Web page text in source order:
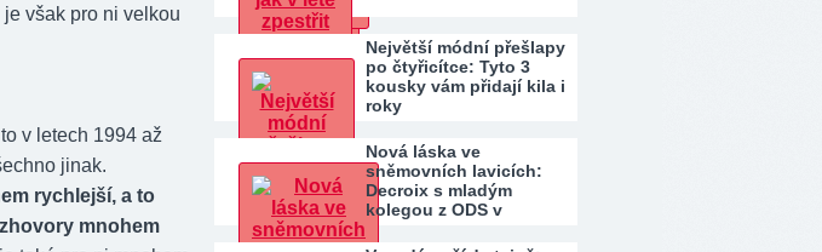
však pro ni velkou
v letech 1994 až
jinak.
rychlejší, a to
mnohem
Největší módní přešlapy
po čtyřicítce: Tyto 3
kousky vám přidají kila i
roky
Nová láska ve
sněmovních lavicích:
Decroix s mladým
kolegou z ODS v